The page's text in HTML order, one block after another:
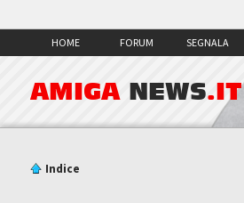
HOME FORUM SEGNALA
AMIGA NEWS.IT
Indice